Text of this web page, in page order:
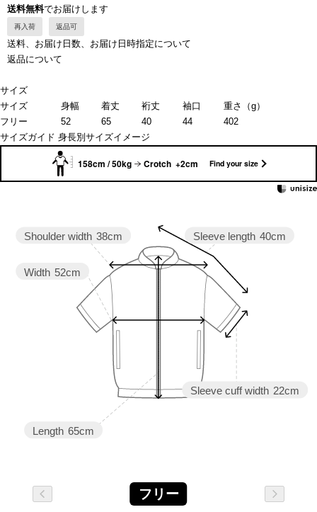
送料無料でお届けします
再入荷 返品可
送料、お届け日数、お届け日時指定について
返品について
サイズ
サイズ
身幅 着丈 裄丈 袖口
重さ（g）
フリー
52 65 40 44
402
サイズガイド 身長別サイズイメージ
158cm / 50kg Crotch +2cm Find your size
Sleeve cuff width 22cm
Sleeve length 40cm
Length 65cm
Width 52cm
Shoulder width 38cm
フリー